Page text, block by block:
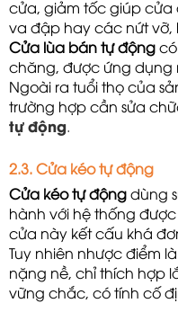
cửa, giảm tốc giúp cửa
va đập hay các nứt vỡ,
Cửa lùa bán tự động
chăng, được ứng dụng
Ngoài ra tuổi thọ của
trường hợp cần sửa
tự động.
2.3. Cửa kéo tự động
Cửa kéo tự động dùng
hành với hệ thống
Tuy nhiên nhược điểm
nặng nề, chỉ thích hợp
vững chắc, có tính cố